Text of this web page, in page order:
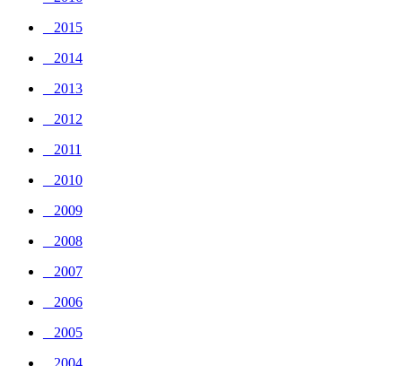
_ 2015
_ 2014
_ 2013
_ 2012
_ 2011
_ 2010
_ 2009
_ 2008
_ 2007
_ 2006
_ 2005